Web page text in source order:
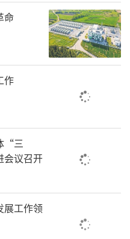
命
作
“三
会议召开
展工作领